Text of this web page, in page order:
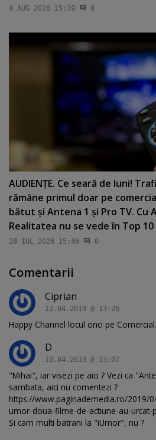
4 AUG 2026 15:39 0
AUDIENŢE. Ce seară de luni!
rămâne primul doar pe
bătut şi Antena 1 şi Pro TV. Cu
Realitatea nu se vede în Top 10
28 IUL 2026 15:46 0
Comentarii
Ciprian
12.04.2019 @ 13:26
Happy Channel locul cinci pe Comercial.
D
10.04.2019 @ 13:07
"Mihai", iar visezi pe aici ? Vezi ca
sambata, aici nu comentezi ?
https://www.paginademedia.ro/2019/
umor-doua-filme-de-actiune-au-
Si cam multi batrani la "iUmor", nu ?